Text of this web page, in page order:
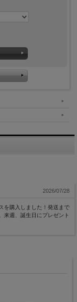
2026/07/28
を購入しました！発送まで
来週、誕生日にプレゼント